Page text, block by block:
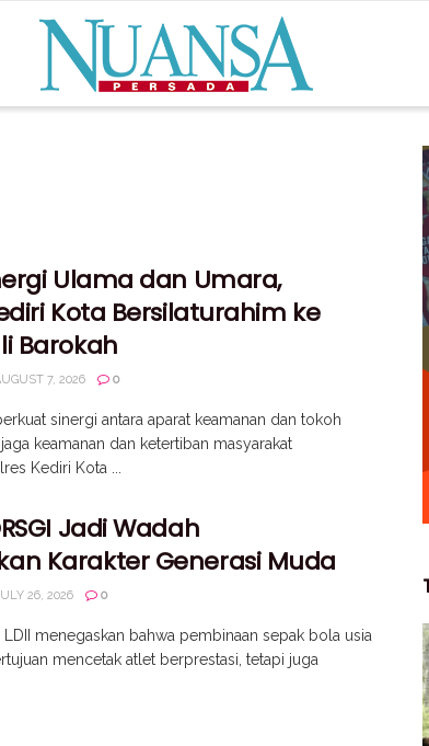
Ulama dan Umara,
Kota Bersilaturahim ke
Barokah
7, 2026 0
sinergi antara aparat keamanan dan tokoh
keamanan dan ketertiban masyarakat
Kediri Kota ...
Jadi Wadah
Karakter Generasi Muda
26, 2026 0
LDII menegaskan bahwa pembinaan sepak bola usia
mencetak atlet berprestasi, tetapi juga